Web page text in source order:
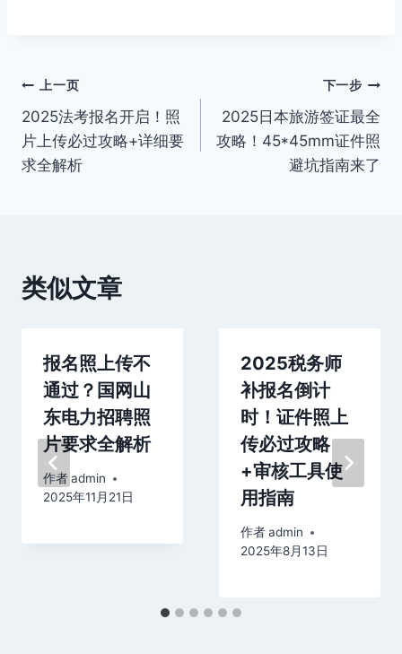
文
章
导
上一页
2025法考报名开启！照
片上传必过攻略+详细要
求全解析
下一步
2025日本旅游签证最全
攻略！45*45mm证件照
避坑指南来了
类似文章
报名照上传不
通过？国网山
东电力招聘照
片要求全解析
作者admin
2025年11月21日
2025税务师
补报名倒计
时！证件照上
传必过攻略
+审核工具使
用指南
作者admin
2025年8月13日